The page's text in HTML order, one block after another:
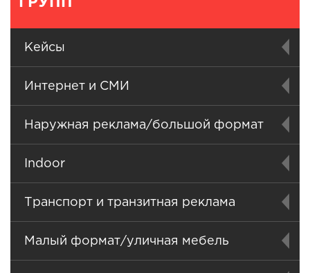
Кейсы
Интернет и СМИ
Наружная реклама/большой формат
Indoor
Транспорт и транзитная реклама
Малый формат/уличная мебель